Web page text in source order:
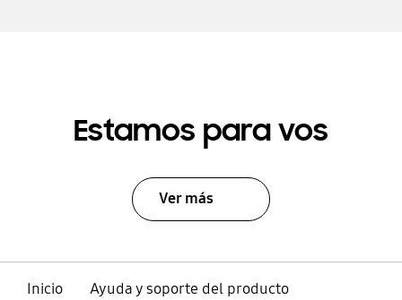
Estamos para vos
Ver más
Inicio
Ayuda y soporte del producto